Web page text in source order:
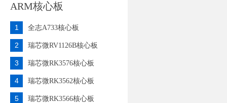
ARM核心板
1 全志A733核心板
2 瑞芯微RV1126B核心板
3 瑞芯微RK3576核心板
4 瑞芯微RK3562核心板
5 瑞芯微RK3566核心板